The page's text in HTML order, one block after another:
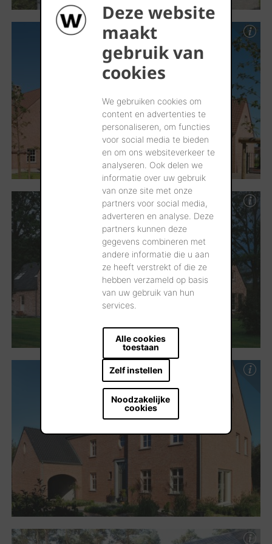
Deze website
maakt
gebruik van
cookies
We gebruiken cookies om
content en advertenties te
personaliseren, om functies
voor social media te bieden
en om ons websiteverkeer te
analyseren. Ook delen we
informatie over uw gebruik
van onze site met onze
partners voor social media,
adverteren en analyse. Deze
partners kunnen deze
gegevens combineren met
andere informatie die u aan
ze heeft verstrekt of die ze
hebben verzameld op basis
van uw gebruik van hun
services.
Alle cookies
toestaan
Zelf instellen
Noodzakelijke
cookies